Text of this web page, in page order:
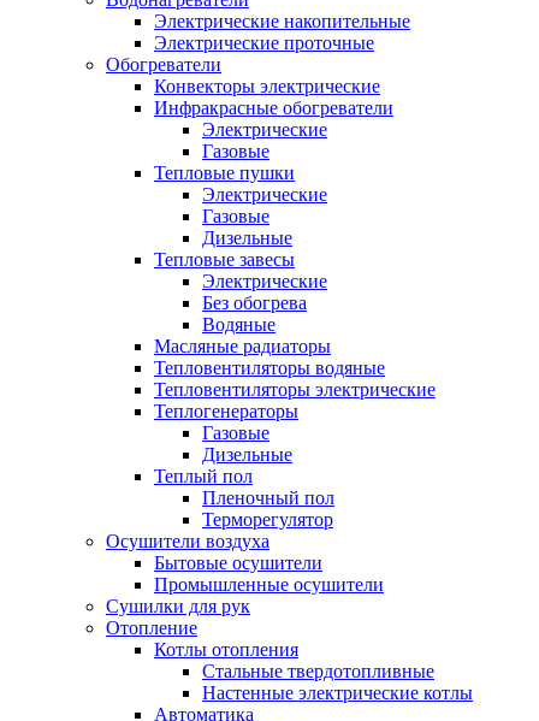
Электрические накопительные
Электрические проточные
Обогреватели
Конвекторы электрические
Инфракрасные обогреватели
Электрические
Газовые
Тепловые пушки
Электрические
Газовые
Дизельные
Тепловые завесы
Электрические
Без обогрева
Водяные
Масляные радиаторы
Тепловентиляторы водяные
Тепловентиляторы электрические
Теплогенераторы
Газовые
Дизельные
Теплый пол
Пленочный пол
Терморегулятор
Осушители воздуха
Бытовые осушители
Промышленные осушители
Сушилки для рук
Отопление
Котлы отопления
Стальные твердотопливные
Настенные электрические котлы
Автоматика